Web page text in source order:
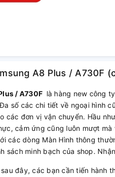
A8 Plus / A730F
/ A730F là hàng new công
số các chi tiết về ngoại hình
các đơn vị vận chuyển. Hầu như
cảm ứng cũng luôn mượt
các dòng Màn Hình thông
sách minh bạch của shop.
đây, các bạn cần tiến hành